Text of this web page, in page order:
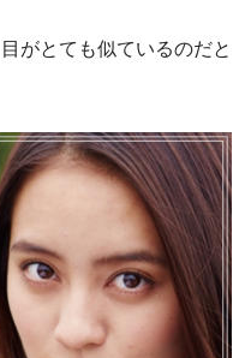
がとても似ているのだと